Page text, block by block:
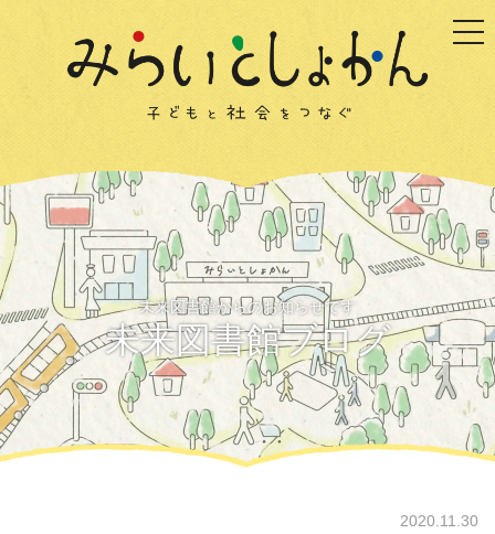
未来図書館からのお知らせです
未来図書館ブログ
2020.11.30